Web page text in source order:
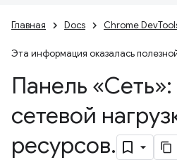
Главная Docs Chrome
Эта информация оказалась
Панель
сетевой
ресурсов.